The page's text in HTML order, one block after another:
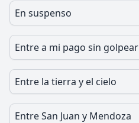
En suspenso
Entre a mi pago sin golpear
Entre la tierra y el cielo
Entre San Juan y Mendoza